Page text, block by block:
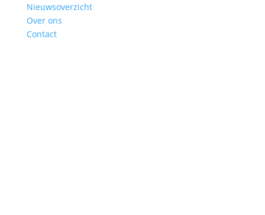
Nieuwsoverzicht
Over ons
Contact